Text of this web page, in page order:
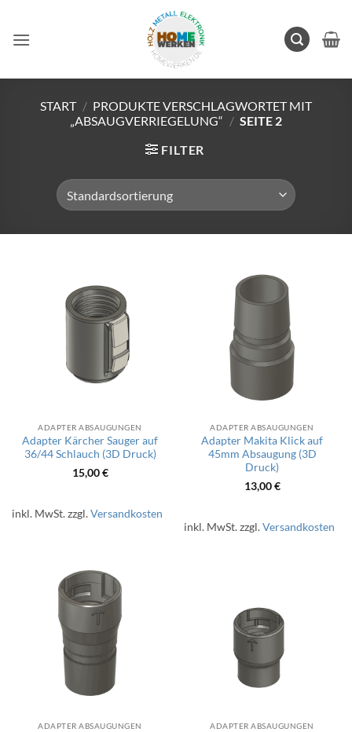
springen
START / PRODUKTE VERSCHLAGWORTET MIT
„ABSAUGVERRIEGELUNG“ / SEITE 2
FILTER
ADAPTER ABSAUGUNGEN
Adapter Kärcher Sauger auf
36/44 Schlauch (3D Druck)
15,00€
inkl. MwSt.zzgl.Versandkosten
ADAPTER ABSAUGUNGEN
Adapter Makita Klick auf
45mm Absaugung (3D
Druck)
13,00€
inkl. MwSt.zzgl.Versandkosten
ADAPTER ABSAUGUNGEN ADAPTER ABSAUGUNGEN